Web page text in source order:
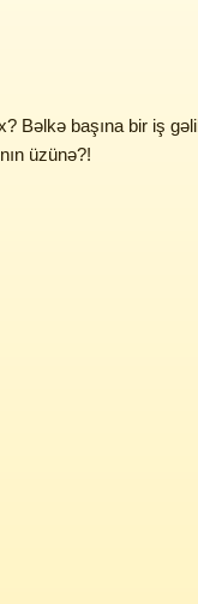
Bəlkə başına bir iş
üzünə?!